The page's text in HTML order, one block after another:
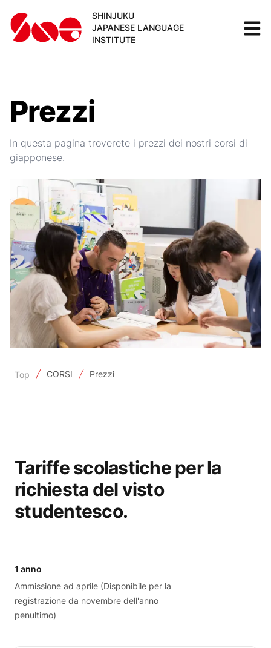
SHINJUKU
JAPANESE LANGUAGE
INSTITUTE
Prezzi
In questa pagina troverete i prezzi dei nostri corsi di
giapponese.
Top CORSI Prezzi
Tariffe scolastiche per la
richiesta del visto
studentesco.
1 anno
Ammissione ad aprile (Disponibile per la
registrazione da novembre dell'anno
penultimo)